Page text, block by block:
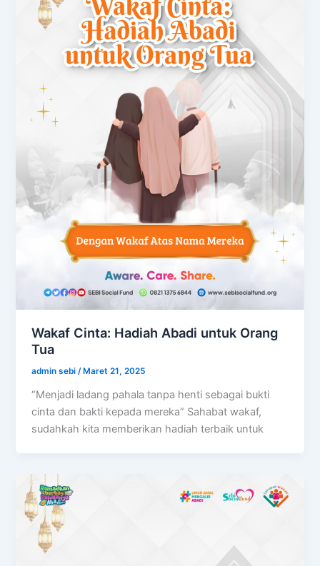
Wakaf Cinta: Hadiah Abadi untuk Orang
Tua
admin sebi/ Maret 21, 2025
“Menjadi ladang pahala tanpa henti sebagai bukti
cinta dan bakti kepada mereka” Sahabat wakaf,
sudahkah kita memberikan hadiah terbaik untuk